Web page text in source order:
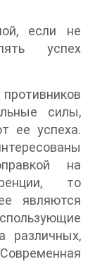
если не
успех
силы,
ее успеха.
на
то
являются
различных,